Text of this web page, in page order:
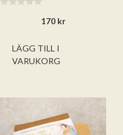
170 kr
LÄGG TILL I
VARUKORG